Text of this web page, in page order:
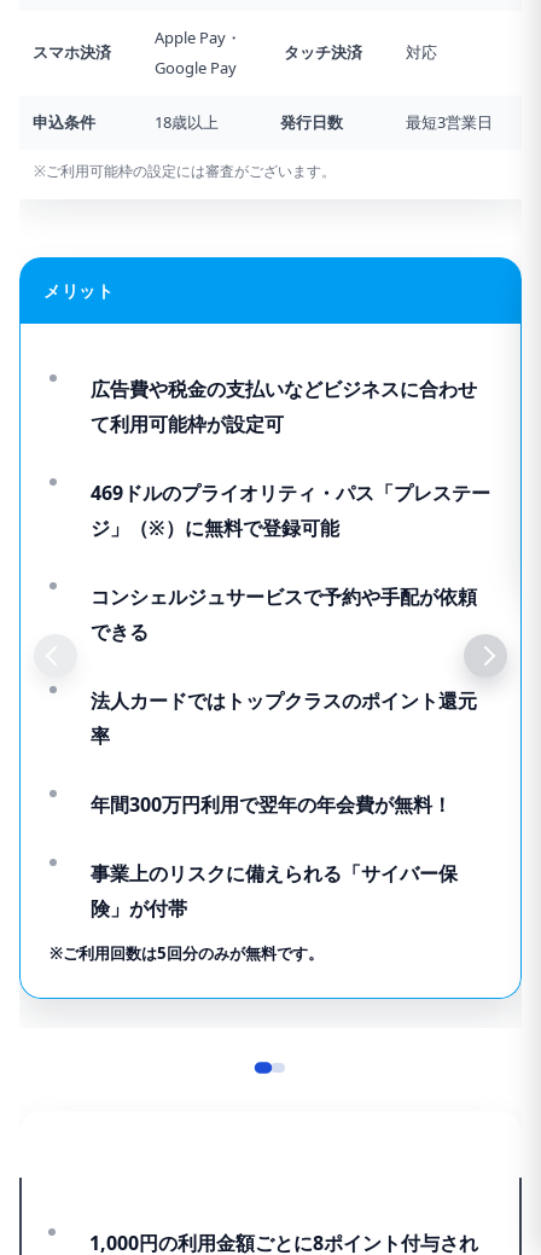
スマホ決済
Apple Pay・
Google Pay
タッチ決済 対応
申込条件 18歳以上 発行日数 最短3営業日
※ご利用可能枠の設定には審査がございます。
メリット
広告費や税金の支払いなどビジネスに合わせ
て利用可能枠が設定可
469ドルのプライオリティ・パス「プレステー
ジ」（※）に無料で登録可能
コンシェルジュサービスで予約や手配が依頼
できる
法人カードではトップクラスのポイント還元
率
年間300万円利用で翌年の年会費が無料！
事業上のリスクに備えられる「サイバー保
険」が付帯
※ご利用回数は5回分のみが無料です。
1,000円の利用金額ごとに8ポイント付与され